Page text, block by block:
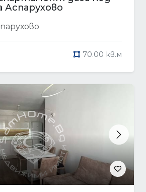
Аспарухово
70.00 кв.м
Next